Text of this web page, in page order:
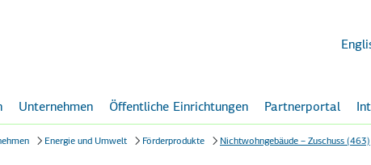
Unternehmen Öffentliche Einrichtungen Partnerportal
Energie und Umwelt Förderprodukte Nichtwohngebäude – Zuschuss (463)